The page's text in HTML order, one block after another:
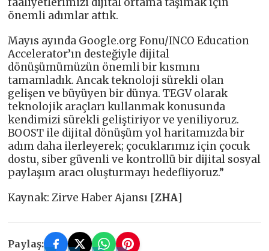
faaliyetlerimizi dijital ortama taşımak için
önemli adımlar attık.
Mayıs ayında Google.org Fonu/INCO Education
Accelerator’ın desteğiyle dijital
dönüşümümüzün önemli bir kısmını
tamamladık. Ancak teknoloji sürekli olan
gelişen ve büyüyen bir dünya. TEGV olarak
teknolojik araçları kullanmak konusunda
kendimizi sürekli geliştiriyor ve yeniliyoruz.
BOOST ile dijital dönüşüm yol haritamızda bir
adım daha ilerleyerek; çocuklarımız için çocuk
dostu, siber güvenli ve kontrollü bir dijital sosyal
paylaşım aracı oluşturmayı hedefliyoruz.”
Kaynak: Zirve Haber Ajansı [ZHA]
Paylaş: